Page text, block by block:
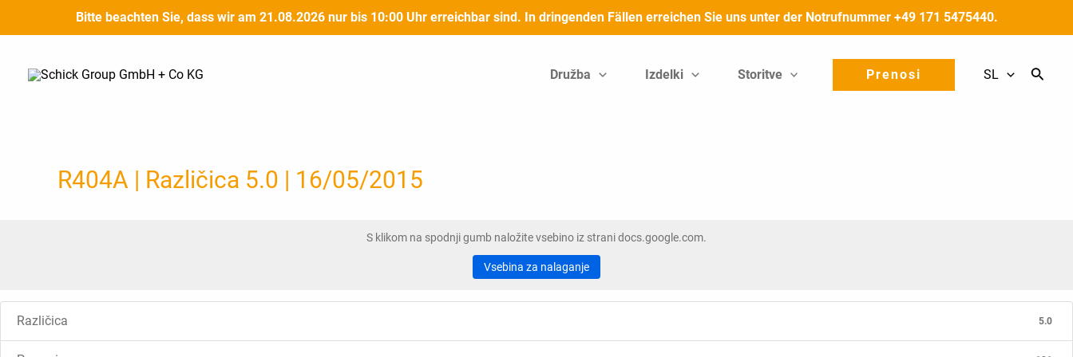
Bitte beachten Sie, dass wir am 21.08.2026 nur bis 10:00 Uhr erreichbar sind. In dringenden Fällen erreichen Sie uns unter der Notrufnummer +49 171 5475440.
Družba
Izdelki Storitve Prenosi SL
R404A | Različica 5.0 | 16/05/2015
S klikom na spodnji gumb naložite vsebino iz strani docs.google.com.
Vsebina za nalaganje
Različica 5.0